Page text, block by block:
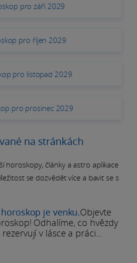
pro září 2029
pro říjen 2029
pro listopad 2029
pro prosinec 2029
na stránkách
horoskopy, články a astro aplikace
se dozvědět více a bavit se s
je venku.Objevte
Odhalíme, co hvězdy
v lásce a práci...